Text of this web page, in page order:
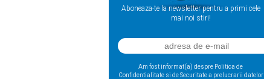
Aboneaza-te la newsletter pentru a primi cele
mai noi stiri!
Am fost informat(a) despre Politica de
Confidentialitate si de Securitate a prelucrarii datelor